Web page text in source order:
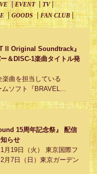
EVENT
TV
GOODS FAN CLUB
II Original Soundtrack』
＆DISC-1楽曲タイトル発
曲を担当している
ソフト『BRAVEL...
15周年記念祭』 配信
らせ
月19日（火） 東京国際フ
月7日（日）東京ガーデン